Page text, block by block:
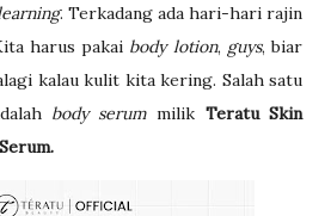
. Terkadang ada hari-hari rajin
harus pakai body lotion, guys, biar
kalau kulit kita kering. Salah satu
body serum milik Teratu Skin